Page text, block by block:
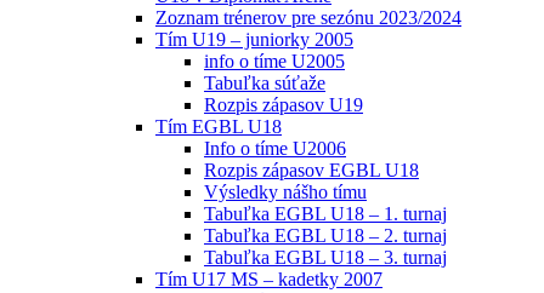
Zoznam trénerov pre sezónu 2023/2024
Tím U19 – juniorky 2005
info o tíme U2005
Tabuľka súťaže
Rozpis zápasov U19
Tím EGBL U18
Info o tíme U2006
Rozpis zápasov EGBL U18
Výsledky nášho tímu
Tabuľka EGBL U18 – 1. turnaj
Tabuľka EGBL U18 – 2. turnaj
Tabuľka EGBL U18 – 3. turnaj
Tím U17 MS – kadetky 2007